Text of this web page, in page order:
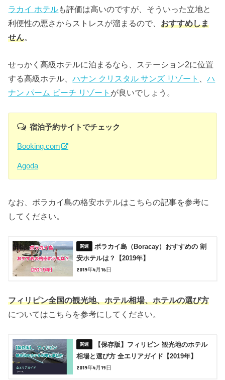
ラカイ ホテルも評価は高いのですが、そういった立地と
利便性の悪さからストレスが溜まるので、 おすすめしま
せん
せっかく高級ホテルに泊まるなら、ステーション2に位置
する高級ホテル、ハナン クリスタル サンズ リゾート 、ハ
ナン パーム ビーチ リゾート が良いでしょう。
宿泊予約サイトでチェック
Booking.com
Agoda
なお、ボラカイ島の格安ホテルはこちらの記事を参考に
してください。
ボラカイ島（Boracay）おすすめの 割
安ホテルは？【2019年】
2019年4月16日
フィリピン全国の観光地、ホテル相場、ホテルの選び方
についてはこちらを参考にしてください。
【保存版】フィリピン 観光地のホテル
相場と選び方 全エリアガイド【2019年】
2019年4月19日